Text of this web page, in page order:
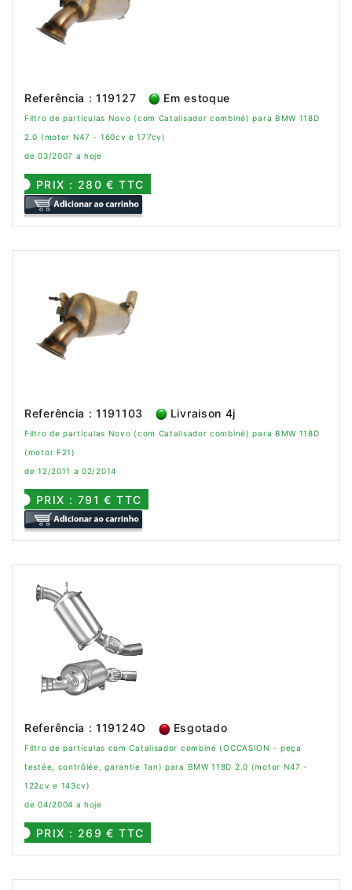
Referência : 119127 Em estoque
Filtro de partículas Novo (com Catalisador combiné) para BMW 118D
2.0 (motor N47 - 160cv e 177cv)
de 03/2007 a hoje
PRIX : 280 € TTC
Referência : 1191103 Livraison 4j
Filtro de partículas Novo (com Catalisador combiné) para BMW 118D
(motor F21)
de 12/2011 a 02/2014
PRIX : 791 € TTC
Referência : 119124O Esgotado
Filtro de partículas com Catalisador combiné (OCCASION - peça
testée, contrôlée, garantie 1an) para BMW 118D 2.0 (motor N47 -
122cv e 143cv)
de 04/2004 a hoje
PRIX : 269 € TTC